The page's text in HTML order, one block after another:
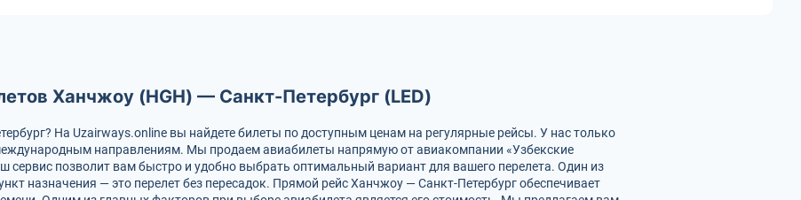
Ханчжоу (HGH) — Санкт-Петербург (LED)
На Uzairways.online вы найдете билеты по доступным ценам на регулярные рейсы. У нас только
направлениям. Мы продаем авиабилеты напрямую от авиакомпании «Узбекские
сервис позволит вам быстро и удобно выбрать оптимальный вариант для вашего перелета. Один из
назначения — это перелет без пересадок. Прямой рейс Ханчжоу — Санкт-Петербург обеспечивает